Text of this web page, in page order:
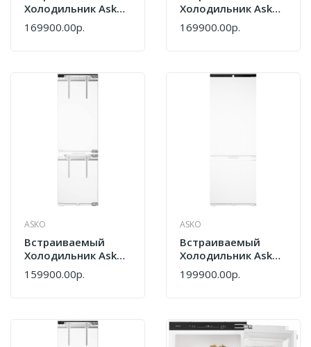
Холодильник Asko
RBC297SND1
169900.00р.
Холодильник Asko
RBC297SND1.P
748321
169900.00р.
ASKO
Встраиваемый
Холодильник Asko
RBC576DNC1.P
748399
159900.00р.
ASKO
Встраиваемый
Холодильник Asko
RBC597SND1.P
748398
199900.00р.